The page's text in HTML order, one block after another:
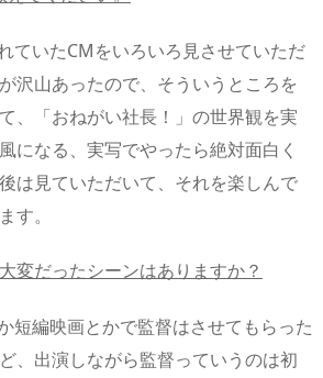
ていたCMをいろいろ見させていただ
沢山あったので、そういうところを
、「おねがい社長！」の世界観を実
になる、実写でやったら絶対面白く
は見ていただいて、それを楽しんで
す。
変だったシーンはありますか？
短編映画とかで監督はさせてもらった
、出演しながら監督っていうのは初